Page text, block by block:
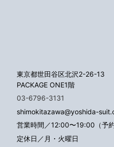
東京都世田谷区北沢2-26-13
PACKAGE ONE1階
03-6796-3131
shimokitazawa@yoshida-
営業時間／12:00〜19:00（予約
定休日／月・火曜日